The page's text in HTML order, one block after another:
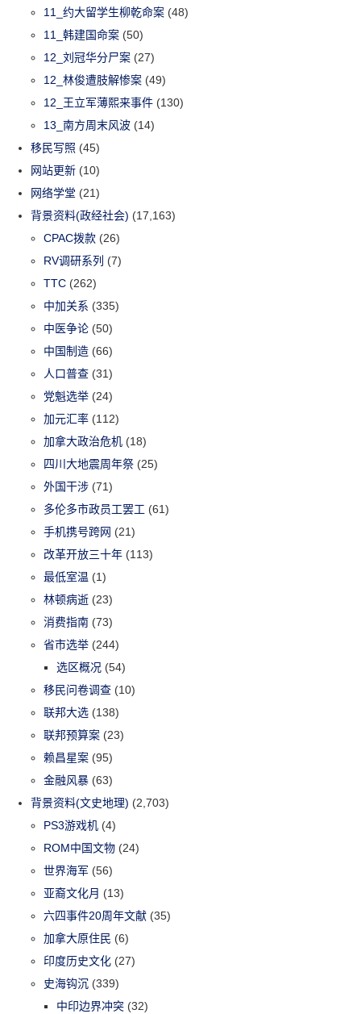
11_约大留学生柳乾命案 (48)
11_韩建国命案 (50)
12_刘冠华分尸案 (27)
12_林俊遭肢解惨案 (49)
12_王立军薄熙来事件 (130)
13_南方周末风波 (14)
移民写照 (45)
网站更新 (10)
网络学堂 (21)
背景资料(政经社会) (17,163)
CPAC拨款 (26)
RV调研系列 (7)
TTC (262)
中加关系 (335)
中医争论 (50)
中国制造 (66)
人口普查 (31)
党魁选举 (24)
加元汇率 (112)
加拿大政治危机 (18)
四川大地震周年祭 (25)
外国干涉 (71)
多伦多市政员工罢工 (61)
手机携号跨网 (21)
改革开放三十年 (113)
最低室温 (1)
林顿病逝 (23)
消费指南 (73)
省市选举 (244)
选区概况 (54)
移民问卷调查 (10)
联邦大选 (138)
联邦预算案 (23)
赖昌星案 (95)
金融风暴 (63)
背景资料(文史地理) (2,703)
PS3游戏机 (4)
ROM中国文物 (24)
世界海军 (56)
亚裔文化月 (13)
六四事件20周年文献 (35)
加拿大原住民 (6)
印度历史文化 (27)
史海钩沉 (339)
中印边界冲突 (32)